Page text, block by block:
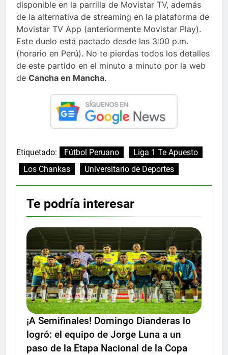
disponible en la parrilla de Movistar TV, además
de la alternativa de streaming en la plataforma de
Movistar TV App (anteriormente Movistar Play).
Este duelo está pactado desde las 3:00 p.m.
(horario en Perú). No te pierdas todos los detalles
de este partido en el minuto a minuto por la web
de Cancha en Mancha.
Etiquetado: Fútbol Peruano
Liga 1 Te Apuesto
Los Chankas
Universitario de Deportes
Te podría interesar
¡A Semifinales! Domingo Dianderas lo
logró: el equipo de Jorge Luna a un
paso de la Etapa Nacional de la Copa